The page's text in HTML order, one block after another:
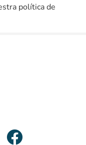
política de